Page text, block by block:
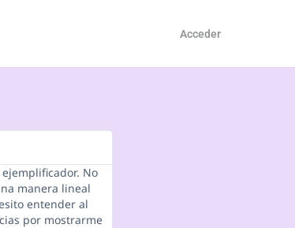
Acceder
No
manera lineal
entender al
por mostrarme